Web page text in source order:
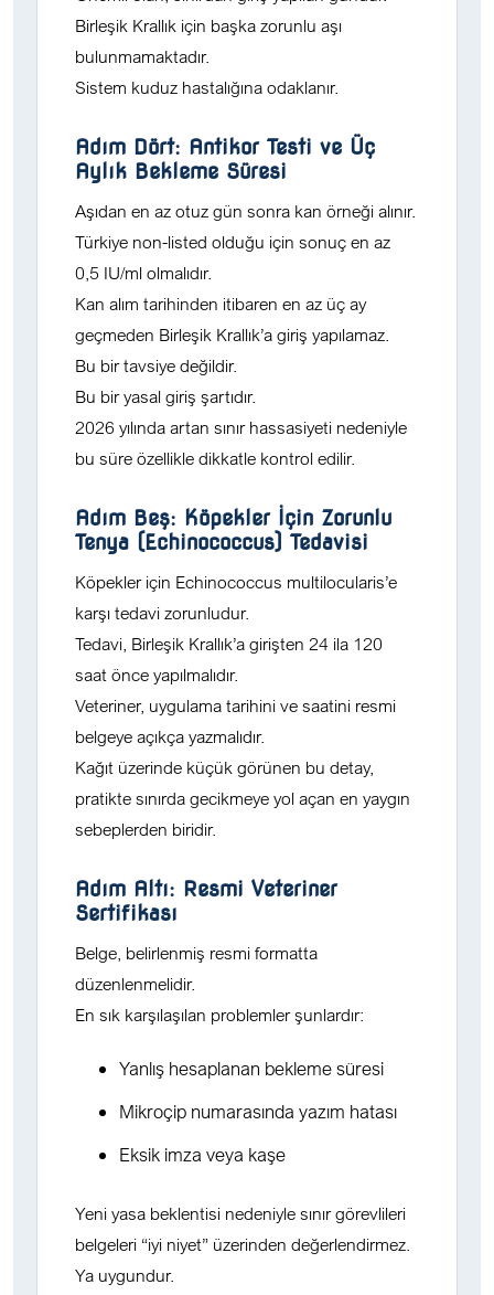
Birleşik Krallık için başka zorunlu aşı
bulunmamaktadır.
Sistem kuduz hastalığına odaklanır.
Adım Dört: Antikor Testi ve Üç
Aylık Bekleme Süresi
Aşıdan en az otuz gün sonra kan örneği alınır.
Türkiye non-listed olduğu için sonuç en az
0,5 IU/ml olmalıdır.
Kan alım tarihinden itibaren en az üç ay
geçmeden Birleşik Krallık’a giriş yapılamaz.
Bu bir tavsiye değildir.
Bu biryasal giriş şartıdır.
2026 yılında artan sınır hassasiyeti nedeniyle
bu süre özellikle dikkatle kontrol edilir.
Adım Beş: Köpekler İçin Zorunlu
Tenya (Echinococcus) Tedavisi
Köpekler için Echinococcus multilocularis’e
karşı tedavi zorunludur.
Tedavi, Birleşik Krallık’a girişten24 ila 120
saat önce yapılmalıdır.
Veteriner, uygulama tarihini ve saatini resmi
belgeye açıkça yazmalıdır.
Kağıt üzerinde küçük görünen bu detay,
pratikte sınırda gecikmeye yol açan en yaygın
sebeplerden biridir.
Adım Altı: Resmi Veteriner
Sertifikası
Belge, belirlenmiş resmi formatta
düzenlenmelidir.
En sık karşılaşılan problemler şunlardır:
Yanlış hesaplanan bekleme süresi
Mikroçip numarasında yazım hatası
Eksik imza veya kaşe
Yeni yasa beklentisi nedeniyle sınır görevlileri
belgeleri “iyi niyet” üzerinden değerlendirmez.
Ya uygundur.